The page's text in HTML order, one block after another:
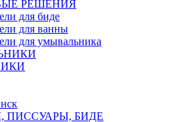
РЕШЕНИЯ
для биде
для ванны
для умывальника